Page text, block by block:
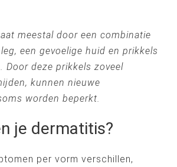
meestal door een combinatie
een gevoelige huid en prikkels
Door deze prikkels zoveel
kunnen nieuwe
worden beperkt.
je dermatitis?
per vorm verschillen,